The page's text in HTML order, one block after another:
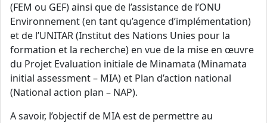
(FEM ou GEF) ainsi que de l’assistance de l’ONU
Environnement (en tant qu’agence d’implémentation)
et de l’UNITAR (Institut des Nations Unies pour la
formation et la recherche) en vue de la mise en œuvre
du Projet Evaluation initiale de Minamata (Minamata
initial assessment – MIA) et Plan d’action national
(National action plan – NAP).
A savoir, l’objectif de MIA est de permettre au